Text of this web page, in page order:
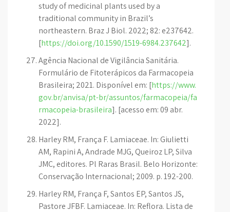
study of medicinal plants used by a
traditional community in Brazil’s
northeastern. Braz J Biol. 2022; 82: e237642.
[https://doi.org/10.1590/1519-6984.237642].
Agência Nacional de Vigilância Sanitária.
Formulário de Fitoterápicos da Farmacopeia
Brasileira; 2021. Disponível em: [https://www.
gov.br/anvisa/pt-br/assuntos/farmacopeia/fa
rmacopeia-brasileira]. [acesso em: 09 abr.
2022].
Harley RM, França F. Lamiaceae. In: Giulietti
AM, Rapini A, Andrade MJG, Queiroz LP, Silva
JMC, editores. Pl Raras Brasil. Belo Horizonte:
Conservação Internacional; 2009. p. 192-200.
Harley RM, França F, Santos EP, Santos JS,
Pastore JFBF. Lamiaceae. In: Reflora. Lista de